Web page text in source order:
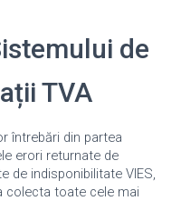
de
TVA
întrebări din partea
erori returnate de
de indisponibilitate VIES,
colecta toate cele mai